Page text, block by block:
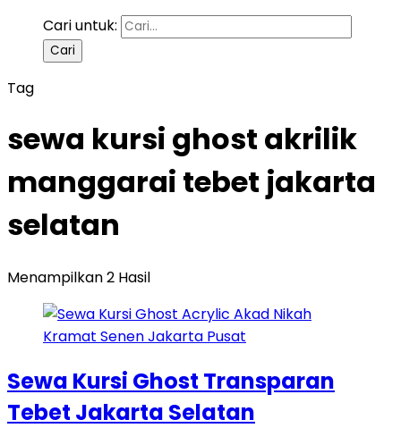
Cari untuk:
Tag
sewa kursi ghost akrilik
manggarai tebet jakarta
selatan
Menampilkan 2 Hasil
Sewa Kursi Ghost Transparan
Tebet Jakarta Selatan